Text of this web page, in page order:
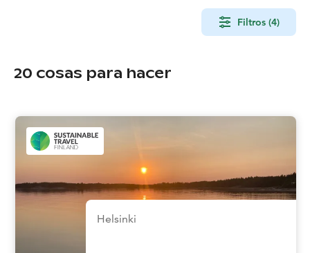
Filtros (4)
20 cosas para hacer
Helsinki